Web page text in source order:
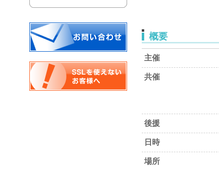
概要
主催
共催
後援
日時
場所